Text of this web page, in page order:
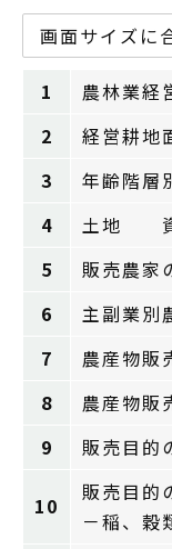
画面サイズに
1
農林業
2
経営耕
3
年齢階
4
土地 資
5
販売農
6
主副業
7
農産物
8
農産物
9
販売目
10
販売目的
－稲、